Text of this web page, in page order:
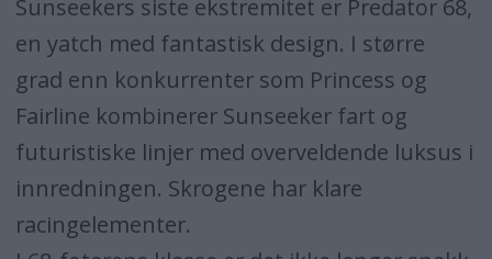
Sunseekers siste ekstremitet er Predator 68,
en yatch med fantastisk design. I større
grad enn konkurrenter som Princess og
Fairline kombinerer Sunseeker fart og
futuristiske linjer med overveldende luksus i
innredningen. Skrogene har klare
racingelementer.